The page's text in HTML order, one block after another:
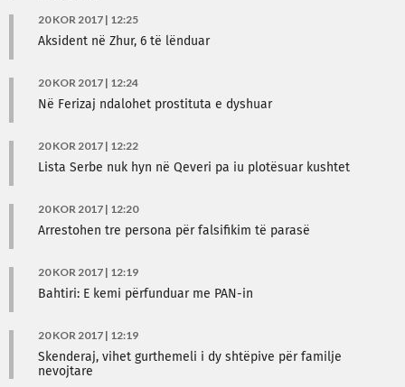
20 KOR 2017 | 12:25
Aksident në Zhur, 6 të lënduar
20 KOR 2017 | 12:24
Në Ferizaj ndalohet prostituta e dyshuar
20 KOR 2017 | 12:22
Lista Serbe nuk hyn në Qeveri pa iu plotësuar kushtet
20 KOR 2017 | 12:20
Arrestohen tre persona për falsifikim të parasë
20 KOR 2017 | 12:19
Bahtiri: E kemi përfunduar me PAN-in
20 KOR 2017 | 12:19
Skenderaj, vihet gurthemeli i dy shtëpive për familje
nevojtare